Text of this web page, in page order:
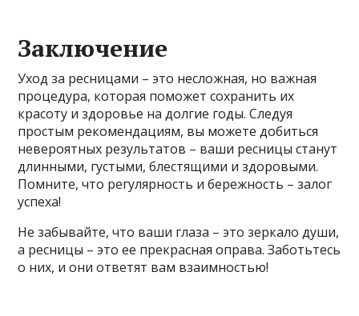
Заключение
Уход за ресницами – это несложная, но важная
процедура, которая поможет сохранить их
красоту и здоровье на долгие годы. Следуя
простым рекомендациям, вы можете добиться
невероятных результатов – ваши ресницы станут
длинными, густыми, блестящими и здоровыми.
Помните, что регулярность и бережность – залог
успеха!
Не забывайте, что ваши глаза – это зеркало души,
а ресницы – это ее прекрасная оправа. Заботьтесь
о них, и они ответят вам взаимностью!